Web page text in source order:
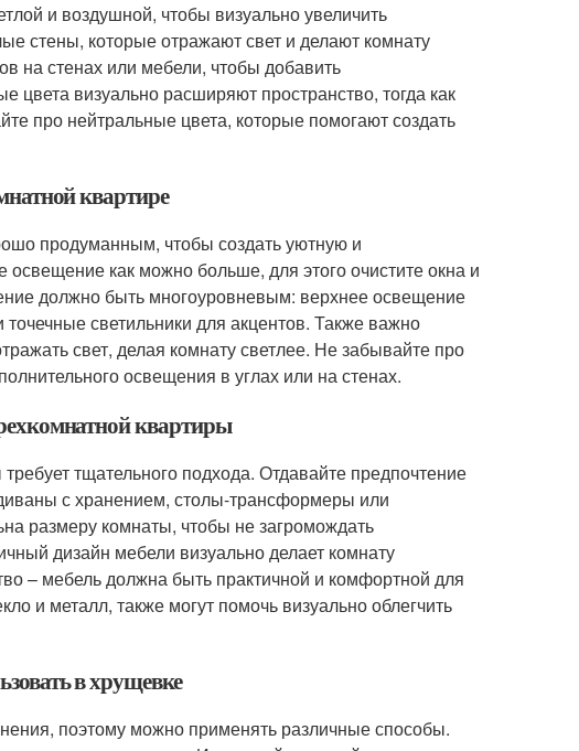
и воздушной, чтобы визуально увеличить
стены, которые отражают свет и делают комнату
на стенах или мебели, чтобы добавить
цвета визуально расширяют пространство, тогда как
про нейтральные цвета, которые помогают создать
квартире
продуманным, чтобы создать уютную и
как можно больше, для этого очистите окна и
должно быть многоуровневым: верхнее освещение
светильники для акцентов. Также важно
свет, делая комнату светлее. Не забывайте про
освещения в углах или на стенах.
квартиры
тщательного подхода. Отдавайте предпочтение
с хранением, столы-трансформеры или
размеру комнаты, чтобы не загромождать
дизайн мебели визуально делает комнату
– мебель должна быть практичной и комфортной для
и металл, также могут помочь визуально облегчить
в хрущевке
поэтому можно применять различные способы.